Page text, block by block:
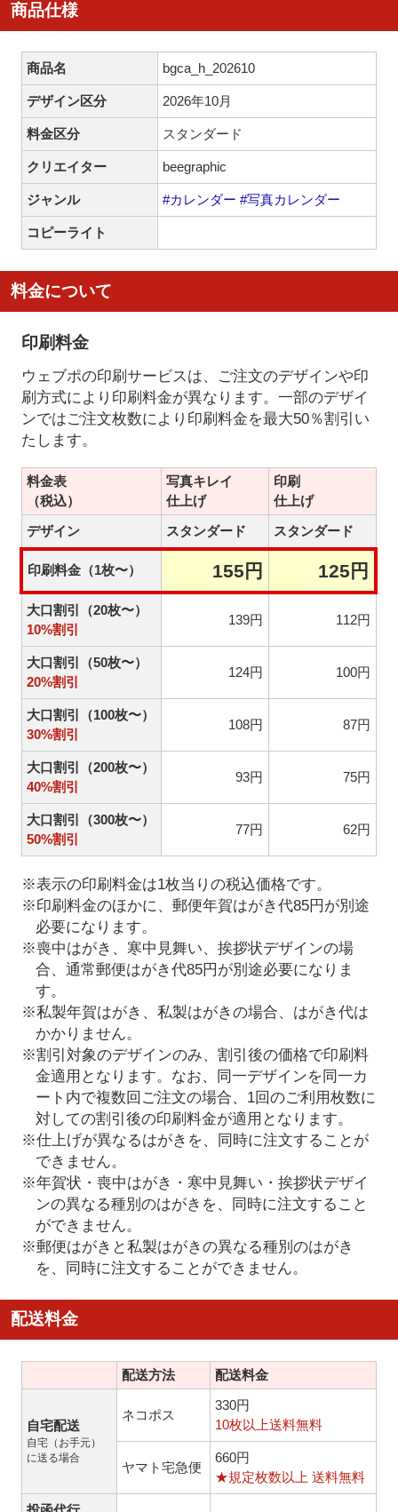
商品仕様
商品名 bgca_h_202610
デザイン区分 2026年10月
料金区分 スタンダード
クリエイター beegraphic
ジャンル #カレンダー #写真カレンダー
コピーライト
料金について
印刷料金
ウェブポの印刷サービスは、ご注文のデザインや印
刷方式により印刷料金が異なります。一部のデザイ
ンではご注文枚数により印刷料金を最大50％割引い
たします。
料金表
（税込）
写真キレイ
仕上げ
印刷
仕上げ
デザイン
スタンダード スタンダード
印刷料金（1枚〜） 155円 125円
大口割引（20枚〜）
10%割引
139円 112円
大口割引（50枚〜）
20%割引
124円 100円
大口割引（100枚〜）
30%割引
108円 87円
大口割引（200枚〜）
40%割引
93円 75円
大口割引（300枚〜）
50%割引
77円 62円
※表示の印刷料金は1枚当りの税込価格です。
※印刷料金のほかに、郵便年賀はがき代85円が別途
必要になります。
※喪中はがき、寒中見舞い、挨拶状デザインの場
合、通常郵便はがき代85円が別途必要になりま
す。
※私製年賀はがき、私製はがきの場合、はがき代は
かかりません。
※割引対象のデザインのみ、割引後の価格で印刷料
金適用となります。なお、同一デザインを同一カ
ート内で複数回ご注文の場合、1回のご利用枚数に
対しての割引後の印刷料金が適用となります。
※仕上げが異なるはがきを、同時に注文することが
できません。
※年賀状・喪中はがき・寒中見舞い・挨拶状デザイ
ンの異なる種別のはがきを、同時に注文すること
ができません。
※郵便はがきと私製はがきの異なる種別のはがき
を、同時に注文することができません。
配送料金
配送方法 配送料金
自宅配送
自宅（お手元）
に送る場合
ネコポス
330円
10枚以上送料無料
ヤマト宅急便
660円
★規定枚数以上 送料無料